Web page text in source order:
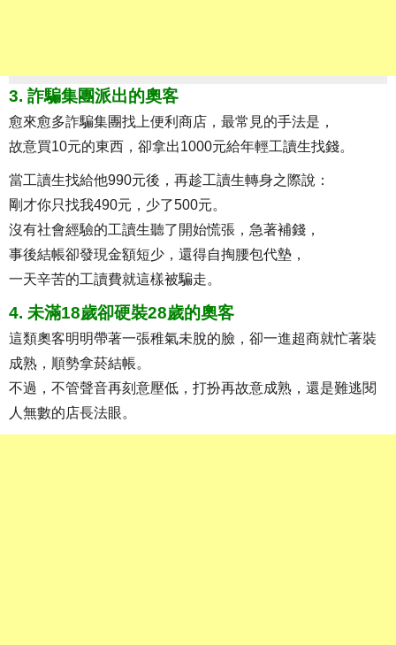
3. 詐騙集團派出的奧客
愈來愈多詐騙集團找上便利商店，最常見的手法是，
故意買10元的東西，卻拿出1000元給年輕工讀生找錢。
當工讀生找給他990元後，再趁工讀生轉身之際說：
剛才你只找我490元，少了500元。
沒有社會經驗的工讀生聽了開始慌張，急著補錢，
事後結帳卻發現金額短少，還得自掏腰包代墊，
一天辛苦的工讀費就這樣被騙走。
4. 未滿18歲卻硬裝28歲的奧客
這類奧客明明帶著一張稚氣未脫的臉，卻一進超商就忙著裝
成熟，順勢拿菸結帳。
不過，不管聲音再刻意壓低，打扮再故意成熟，還是難逃閱
人無數的店長法眼。